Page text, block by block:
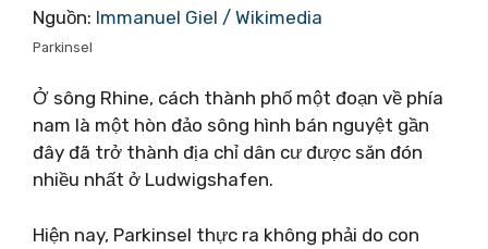
Nguồn: Immanuel Giel / Wikimedia
Parkinsel
Ở sông Rhine, cách thành phố một đoạn về phía
nam là một hòn đảo sông hình bán nguyệt gần
đây đã trở thành địa chỉ dân cư được săn đón
nhiều nhất ở Ludwigshafen.
Hiện nay, Parkinsel thực ra không phải do con